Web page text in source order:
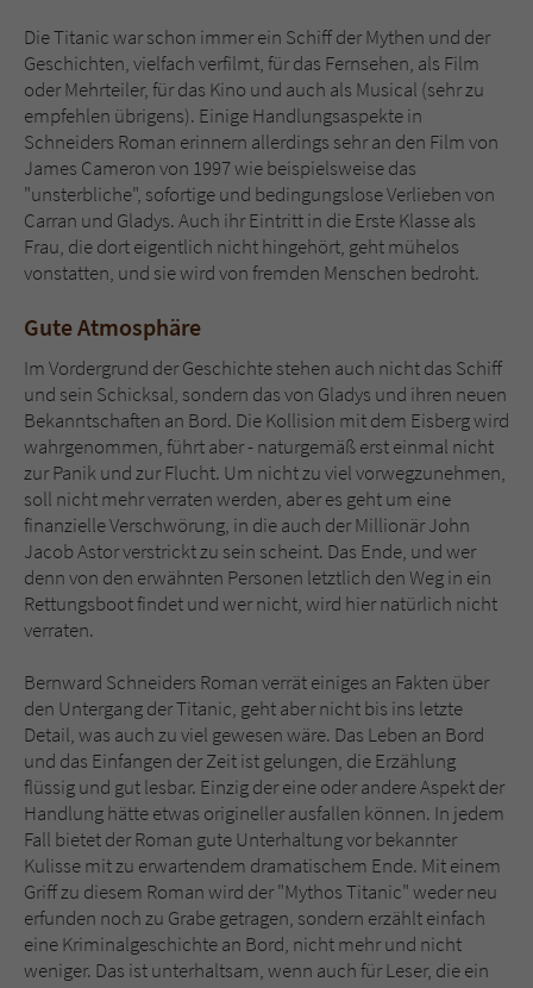
Die Titanic war schon immer ein Schiff der Mythen und der
Geschichten, vielfach verfilmt, für das Fernsehen, als Film
oder Mehrteiler, für das Kino und auch als Musical (sehr zu
empfehlen übrigens). Einige Handlungsaspekte in
Schneiders Roman erinnern allerdings sehr an den Film von
James Cameron von 1997 wie beispielsweise das
"unsterbliche", sofortige und bedingungslose Verlieben von
Carran und Gladys. Auch ihr Eintritt in die Erste Klasse als
Frau, die dort eigentlich nicht hingehört, geht mühelos
vonstatten, und sie wird von fremden Menschen bedroht.
Gute Atmosphäre
Im Vordergrund der Geschichte stehen auch nicht das Schiff
und sein Schicksal, sondern das von Gladys und ihren neuen
Bekanntschaften an Bord. Die Kollision mit dem Eisberg wird
wahrgenommen, führt aber - naturgemäß erst einmal nicht
zur Panik und zur Flucht. Um nicht zu viel vorwegzunehmen,
soll nicht mehr verraten werden, aber es geht um eine
finanzielle Verschwörung, in die auch der Millionär John
Jacob Astor verstrickt zu sein scheint. Das Ende, und wer
denn von den erwähnten Personen letztlich den Weg in ein
Rettungsboot findet und wer nicht, wird hier natürlich nicht
verraten.
Bernward Schneiders Roman verrät einiges an Fakten über
den Untergang der Titanic, geht aber nicht bis ins letzte
Detail, was auch zu viel gewesen wäre. Das Leben an Bord
und das Einfangen der Zeit ist gelungen, die Erzählung
flüssig und gut lesbar. Einzig der eine oder andere Aspekt der
Handlung hätte etwas origineller ausfallen können. In jedem
Fall bietet der Roman gute Unterhaltung vor bekannter
Kulisse mit zu erwartendem dramatischem Ende. Mit einem
Griff zu diesem Roman wird der "Mythos Titanic" weder neu
erfunden noch zu Grabe getragen, sondern erzählt einfach
eine Kriminalgeschichte an Bord, nicht mehr und nicht
weniger. Das ist unterhaltsam, wenn auch für Leser, die ein